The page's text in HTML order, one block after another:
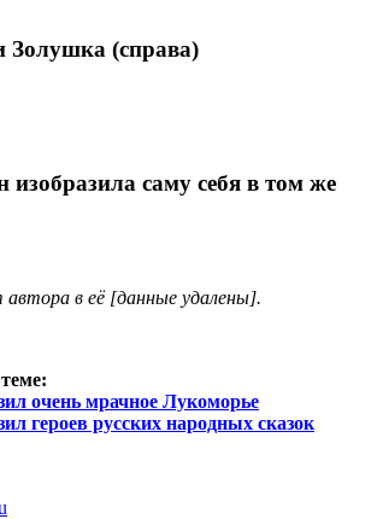
Золушка (справа)
изобразила саму себя в том же
в её [данные удалены].
очень мрачное Лукоморье
героев русских народных сказок